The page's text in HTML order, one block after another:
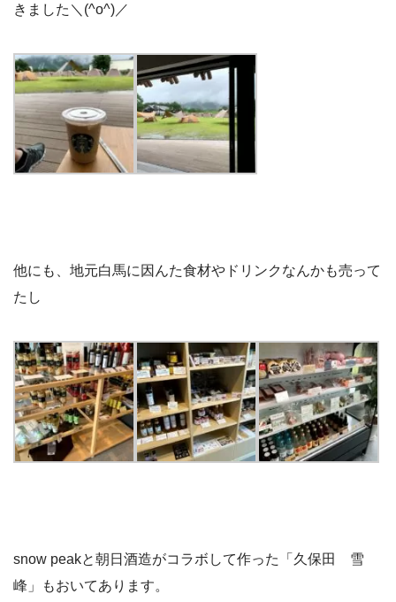
きました＼(^o^)／
他にも、地元白馬に因んた食材やドリンクなんかも売って
たし
snow peakと朝日酒造がコラボして作った「久保田 雪
峰」もおいてあります。